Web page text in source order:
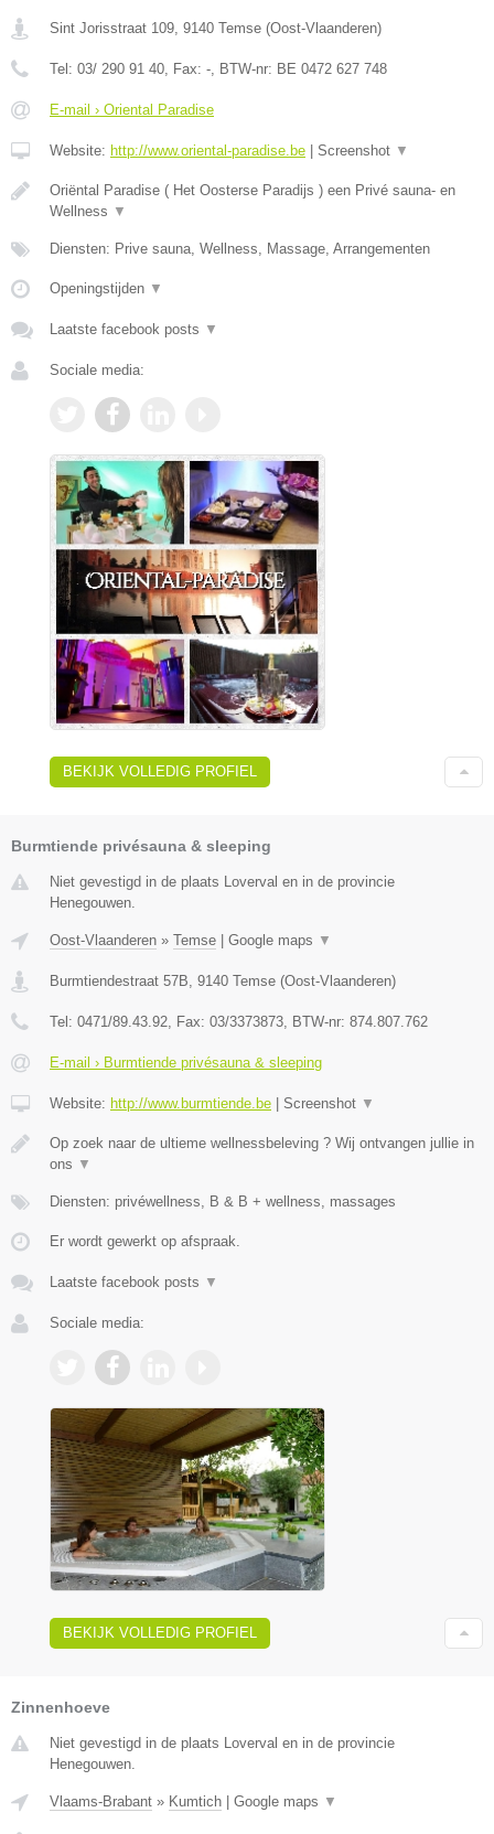
Sint Jorisstraat 109, 9140 Temse (Oost-Vlaanderen)
Tel: 03/ 290 91 40, Fax: -, BTW-nr: BE 0472 627 748
E-mail › Oriental Paradise
Website: http://www.oriental-paradise.be Screenshot ▼
Oriëntal Paradise ( Het Oosterse Paradijs ) een Privé sauna- en
Wellness ▼
Diensten: Prive sauna, Wellness, Massage, Arrangementen
Openingstijden ▼
Laatste facebook posts ▼
Sociale media:
BEKIJK VOLLEDIG PROFIEL
Burmtiende privésauna & sleeping
Niet gevestigd in de plaats Loverval en in de provincie
Henegouwen.
Oost-Vlaanderen » Temse Google maps ▼
Burmtiendestraat 57B, 9140 Temse (Oost-Vlaanderen)
Tel: 0471/89.43.92, Fax: 03/3373873, BTW-nr: 874.807.762
E-mail › Burmtiende privésauna & sleeping
Website: http://www.burmtiende.be Screenshot ▼
Op zoek naar de ultieme wellnessbeleving ? Wij ontvangen jullie in
ons ▼
Diensten: privéwellness, B & B + wellness, massages
Er wordt gewerkt op afspraak.
Laatste facebook posts ▼
Sociale media:
BEKIJK VOLLEDIG PROFIEL
Zinnenhoeve
Niet gevestigd in de plaats Loverval en in de provincie
Henegouwen.
Vlaams-Brabant » Kumtich Google maps ▼